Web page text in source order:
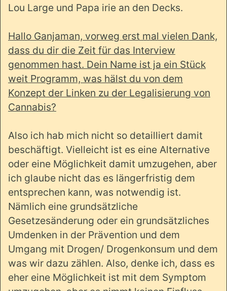
Lou Large und Papa irie an den Decks.
Hallo Ganjaman, vorweg erst mal vielen Dank,
dass du dir die Zeit für das Interview
genommen hast. Dein Name ist ja ein Stück
weit Programm, was hälst du von dem
Konzept der Linken zu der Legalisierung von
Cannabis?
Also ich hab mich nicht so detailliert damit
beschäftigt. Vielleicht ist es eine Alternative
oder eine Möglichkeit damit umzugehen, aber
ich glaube nicht das es längerfristig dem
entsprechen kann, was notwendig ist.
Nämlich eine grundsätzliche
Gesetzesänderung oder ein grundsätzliches
Umdenken in der Prävention und dem
Umgang mit Drogen/ Drogenkonsum und dem
was wir dazu zählen. Also, denke ich, dass es
eher eine Möglichkeit ist mit dem Symptom